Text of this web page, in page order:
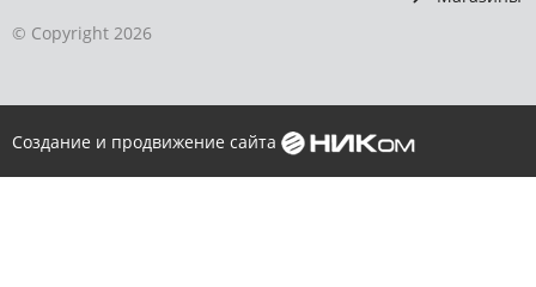
© Copyright 2026
Создание и продвижение сайта